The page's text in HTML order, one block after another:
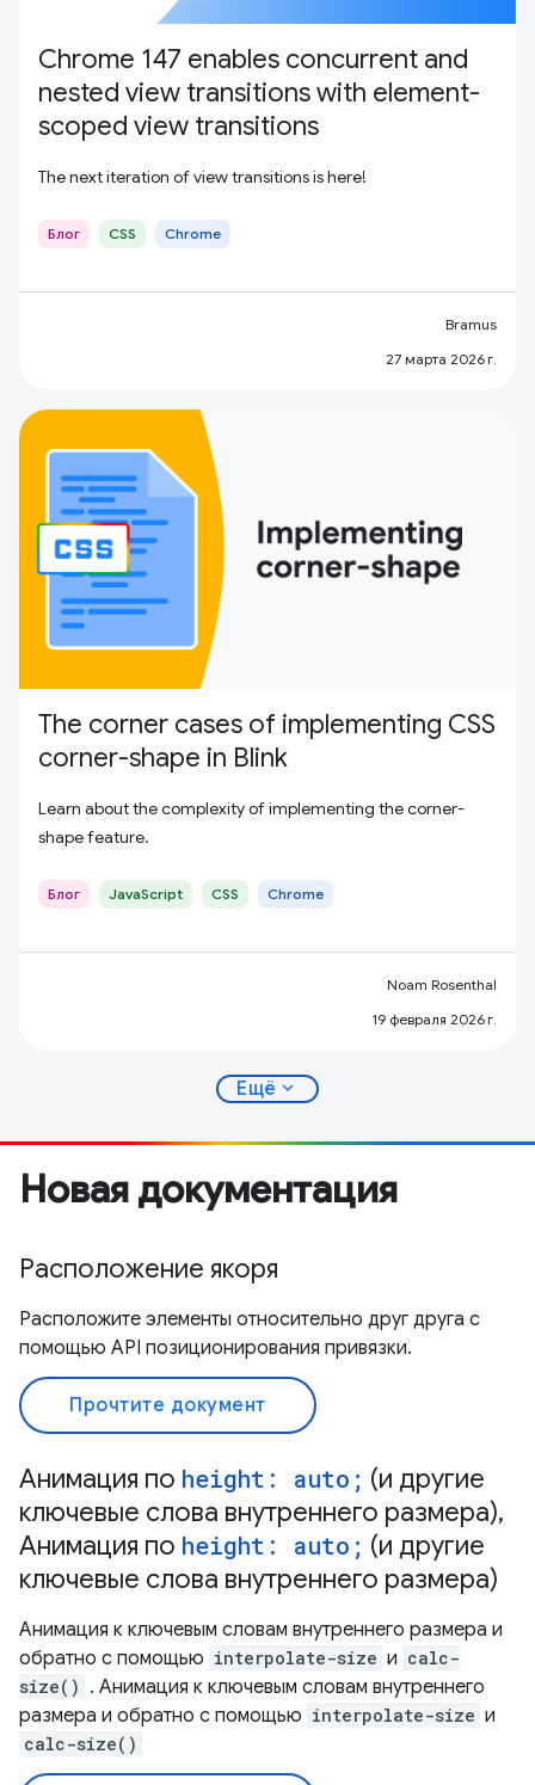
Chrome 147 enables concurrent and
nested view transitions with element-
scoped view transitions
The next iteration of view transitions is here!
Блог CSS Chrome
Bramus
27 марта 2026 г.
The corner cases of implementing CSS
corner-shape in Blink
Learn about the complexity of implementing the corner-
shape feature.
Блог JavaScript CSS Chrome
Noam Rosenthal
19 февраля 2026 г.
Ещё expand_more
Новая документация
Расположение якоря
Расположите элементы относительно друг друга с
помощью API позиционирования привязки.
Прочтите документ
Анимация по height: auto; (и другие
ключевые слова внутреннего размера),
Анимация по height: auto; (и другие
ключевые слова внутреннего размера)
Анимация к ключевым словам внутреннего размера и
обратно с помощью interpolate-size и calc-
size() . Анимация к ключевым словам внутреннего
размера и обратно с помощью interpolate-size и
calc-size()